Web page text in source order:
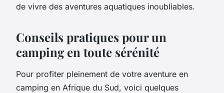
de vivre des aventures aquatiques inoubliables.
Conseils pratiques pour un
camping en toute sérénité
Pour profiter pleinement de votre aventure en
camping en Afrique du Sud, voici quelques